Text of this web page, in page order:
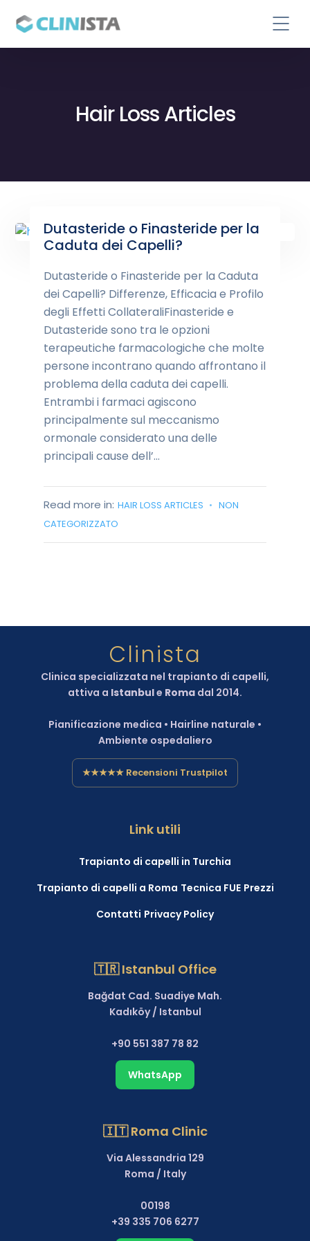
Hair Loss Articles
Dutasteride o Finasteride per la
Caduta dei Capelli?
Dutasteride o Finasteride per la Caduta
dei Capelli? Differenze, Efficacia e Profilo
degli Effetti CollateraliFinasteride e
Dutasteride sono tra le opzioni
terapeutiche farmacologiche che molte
persone incontrano quando affrontano il
problema della caduta dei capelli.
Entrambi i farmaci agiscono
principalmente sul meccanismo
ormonale considerato una delle
principali cause dell’...
Read more in: HAIR LOSS ARTICLES
NON
CATEGORIZZATO
Clinista
Clinica specializzata nel trapianto di capelli,
attiva a Istanbule Roma dal 2014.
Pianificazione medica • Hairline naturale •
Ambiente ospedaliero
★★★★★ Recensioni Trustpilot
Link utili
Trapianto di capelli in Turchia
Trapianto di capelli a Roma Tecnica FUE Prezzi
Contatti Privacy Policy
🇹🇷 Istanbul Office
Bağdat Cad. Suadiye Mah.
Kadıköy / Istanbul
+90 551 387 78 82
WhatsApp
🇮🇹 Roma Clinic
Via Alessandria 129
Roma / Italy
00198
+39 335 706 6277